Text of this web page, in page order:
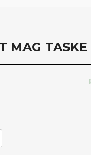
MAG TASKE